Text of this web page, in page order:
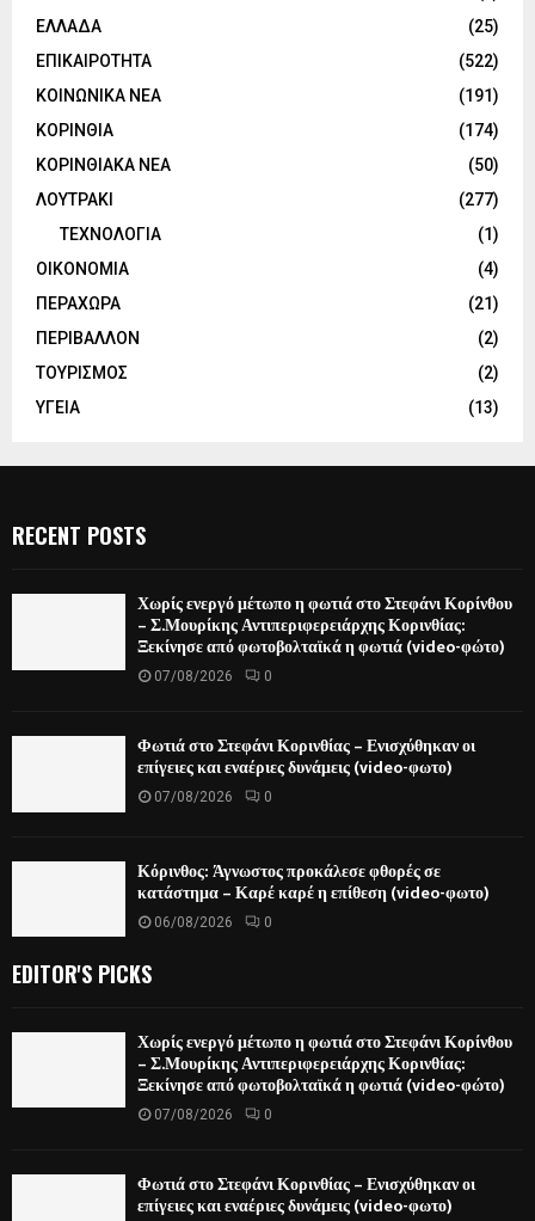
ΕΛΛΑΔΑ
(25)
ΕΠΙΚΑΙΡΟΤΗΤΑ
(522)
ΚΟΙΝΩΝΙΚΑ ΝΕΑ
(191)
ΚΟΡΙΝΘΙΑ
(174)
ΚΟΡΙΝΘΙΑΚΑ ΝΕΑ
(50)
ΛΟΥΤΡΑΚΙ
(277)
ΤΕΧΝΟΛΟΓΙΑ
(1)
ΟΙΚΟΝΟΜΙΑ
(4)
ΠΕΡΑΧΩΡΑ
(21)
ΠΕΡΙΒΑΛΛΟΝ
(2)
ΤΟΥΡΙΣΜΟΣ
(2)
ΥΓΕΙΑ
(13)
RECENT POSTS
Χωρίς ενεργό μέτωπο η φωτιά στο Στεφάνι Κορίνθου
– Σ.Μουρίκης Αντιπεριφερειάρχης Κορινθίας:
Ξεκίνησε από φωτοβολταϊκά η φωτιά (video-φώτο)
07/08/2026 0
Φωτιά στο Στεφάνι Κορινθίας – Ενισχύθηκαν οι
επίγειες και εναέριες δυνάμεις (video-φωτο)
07/08/2026 0
Κόρινθος: Άγνωστος προκάλεσε φθορές σε
κατάστημα – Καρέ καρέ η επίθεση (video-φωτο)
06/08/2026 0
EDITOR'S PICKS
Χωρίς ενεργό μέτωπο η φωτιά στο Στεφάνι Κορίνθου
– Σ.Μουρίκης Αντιπεριφερειάρχης Κορινθίας:
Ξεκίνησε από φωτοβολταϊκά η φωτιά (video-φώτο)
07/08/2026 0
Φωτιά στο Στεφάνι Κορινθίας – Ενισχύθηκαν οι
επίγειες και εναέριες δυνάμεις (video-φωτο)